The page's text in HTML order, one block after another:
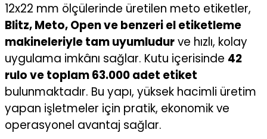
12x22 mm ölçülerinde üretilen meto etiketler,
Blitz, Meto, Open ve benzeri el etiketleme
makineleriyle tam uyumludurve hızlı, kolay
uygulama imkânı sağlar. Kutu içerisinde 42
rulo ve toplam 63.000 adet etiket
bulunmaktadır. Bu yapı, yüksek hacimli üretim
yapan işletmeler için pratik, ekonomik ve
operasyonel avantaj sağlar.